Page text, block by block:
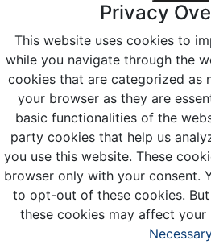
Privacy
This website uses cookies to
while you navigate through the
cookies that are categorized as
your browser as they are
basic functionalities of the
party cookies that help us
you use this website. These
browser only with your consent.
to opt-out of these cookies.
these cookies may affect your